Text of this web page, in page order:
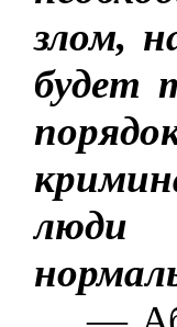
злом,
будет
люди